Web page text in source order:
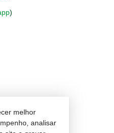
)
melhor
analisar